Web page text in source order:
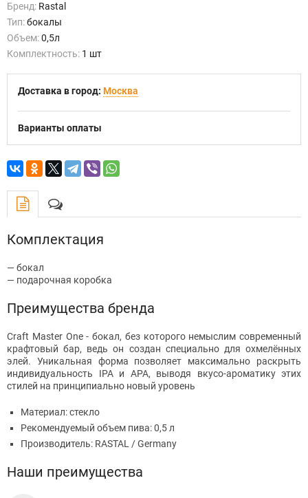
Бренд: Rastal
Тип:бокалы
Объем:0,5л
Комплектность: 1 шт
Доставка в город: Москва
Варианты оплаты
Комплектация
— бокал
— подарочная коробка
Преимущества бренда
Craft Master One - бокал, без которого немыслим современный
крафтовый бар, ведь он создан специально для охмелённых
элей. Уникальная форма позволяет максимально раскрыть
индивидуальность IPA и APA, выводя вкусо-ароматику этих
стилей на принципиально новый уровень
Материал: стекло
Рекомендуемый объем пива: 0,5 л
Производитель: RASTAL / Germany
Наши преимущества